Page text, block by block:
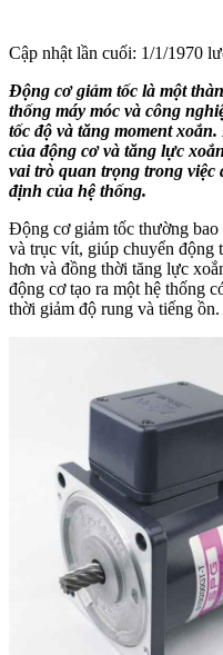
Cập nhật lần cuối: 1/1/1970
Động cơ giảm tốc là một
thống máy móc và công
tốc độ và tăng moment
của động cơ và tăng lực
vai trò quan trọng trong việc
định của hệ thống.
Động cơ giảm tốc thường
và trục vít, giúp chuyển động
hơn và đồng thời tăng lực
động cơ tạo ra một hệ thống
thời giảm độ rung và tiếng ồn.